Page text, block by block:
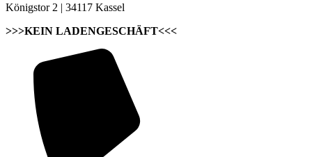
Königstor 2 | 34117 Kassel
>>>KEIN LADENGESCHÄFT<<<